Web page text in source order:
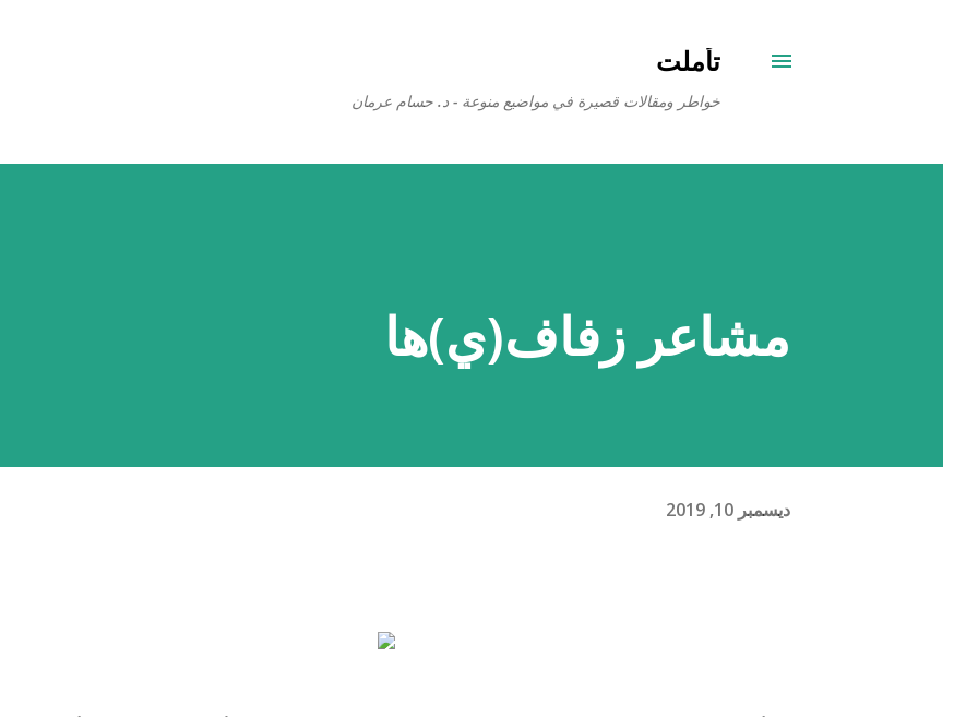
تأملت
خواطر ومقالات قصيرة في مواضيع منوعة - د. حسام عرمان
مشاعر زفاف(ي)ها
ديسمبر 10, 2019